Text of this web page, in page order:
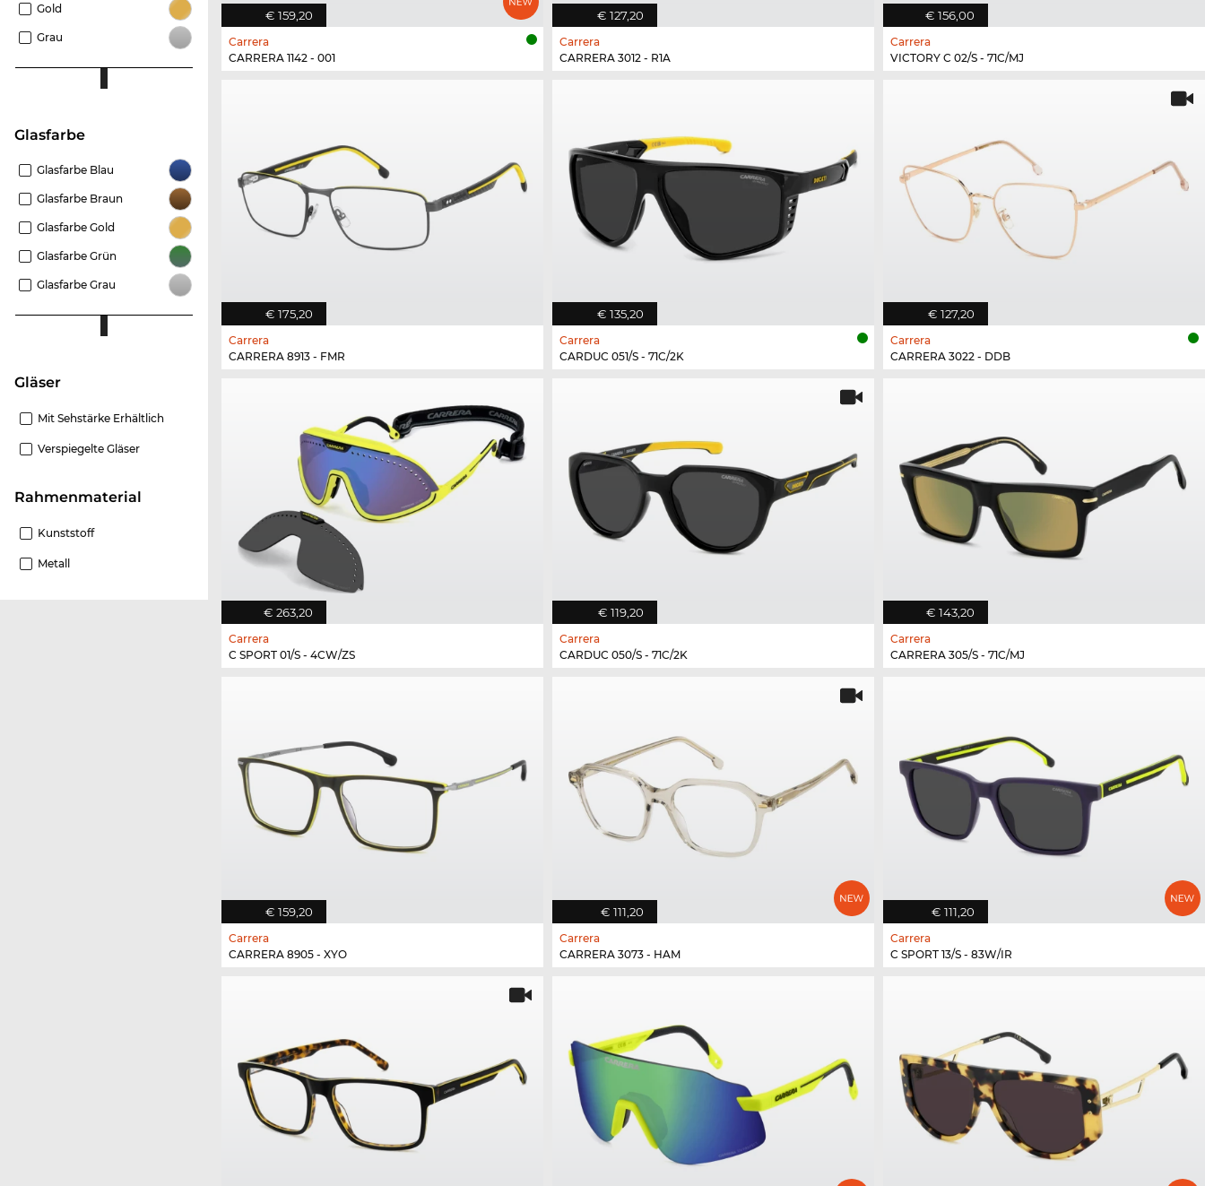
Gold
Grau
Glasfarbe
Glasfarbe Blau
Glasfarbe Braun
Glasfarbe Gold
Glasfarbe Grün
Glasfarbe Grau
Gläser
Mit Sehstärke Erhältlich
Verspiegelte Gläser
Rahmenmaterial
Kunststoff
Metall
€ 159,20
Carrera
CARRERA 1142 - 001
€ 127,20
Carrera
CARRERA 3012 - R1A
€ 156,00
Carrera
VICTORY C 02/S - 71C/MJ
€ 175,20
Carrera
CARRERA 8913 - FMR
€ 135,20
Carrera
CARDUC 051/S - 71C/2K
€ 127,20
Carrera
CARRERA 3022 - DDB
€ 263,20
Carrera
C SPORT 01/S - 4CW/ZS
€ 119,20
Carrera
CARDUC 050/S - 71C/2K
€ 143,20
Carrera
CARRERA 305/S - 71C/MJ
€ 159,20
Carrera
CARRERA 8905 - XYO
€ 111,20
Carrera
CARRERA 3073 - HAM
€ 111,20
Carrera
C SPORT 13/S - 83W/IR